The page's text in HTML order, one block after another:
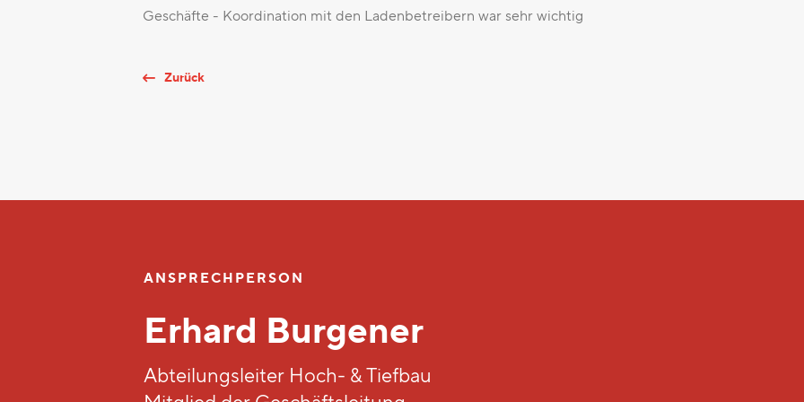
Geschäfte - Koordination mit den Ladenbetreibern war sehr wichtig
Zurück
ANSPRECHPERSON
Erhard Burgener
Abteilungsleiter Hoch- & Tiefbau